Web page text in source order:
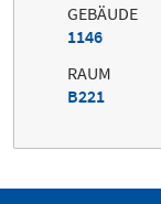
GEBÄUDE
1146
RAUM
B221